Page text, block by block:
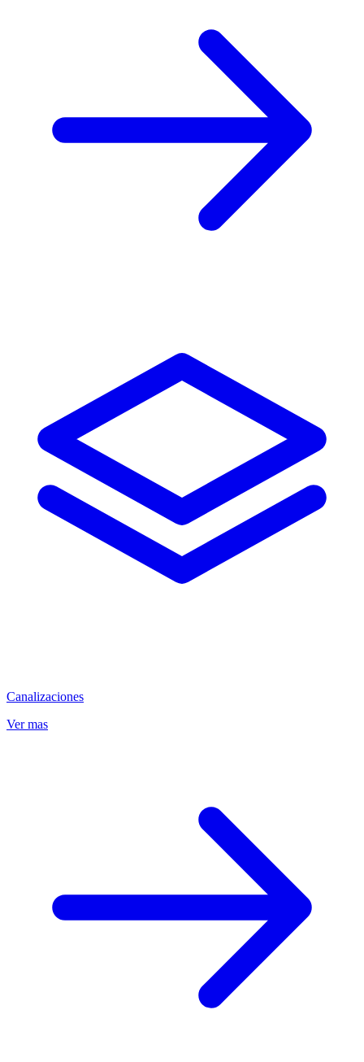
Canalizaciones
Ver mas